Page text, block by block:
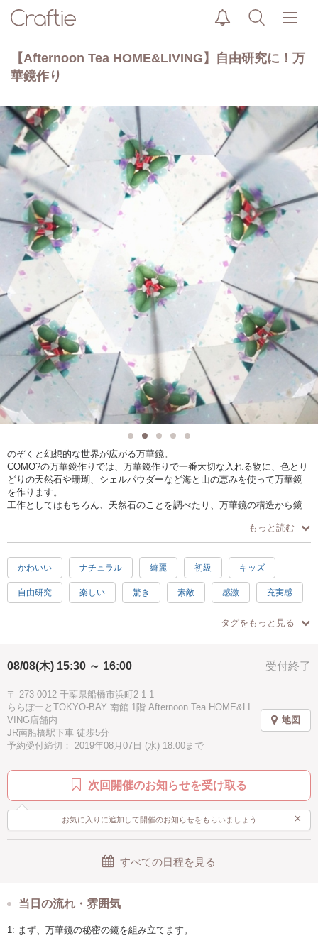
【Afternoon Tea HOME&LIVING】自由研究に！万
華鏡作り
のぞくと幻想的な世界が広がる万華鏡。
COMO?の万華鏡作りでは、万華鏡作りで一番大切な入れる物に、色とり
どりの天然石や珊瑚、シェルパウダーなど海と山の恵みを使って万華鏡
を作ります。
工作としてはもちろん、天然石のことを調べたり、万華鏡の構造から鏡
もっと読む
かわいい ナチュラル 綺麗 初級 キッズ
自由研究 楽しい 驚き 素敵 感激 充実感
夏 夏休み
ホワイト イェロー 水色
手ぶらOK
タグをもっと見る
受付終了
08/08(木) 15:30 ～ 16:00
〒 273-0012 千葉県船橋市浜町2-1-1
ららぽーとTOKYO-BAY 南館 1階 Afternoon Tea HOME&LI
VING店舗内
JR南船橋駅下車 徒歩5分
予約受付締切： 2019年08月07日 (水) 18:00まで
地図
次回開催のお知らせを受け取る
お気に入りに追加して開催のお知らせをもらいましょう ×
すべての日程を見る
当日の流れ・雰囲気
1: まず、万華鏡の秘密の鏡を組み立てます。